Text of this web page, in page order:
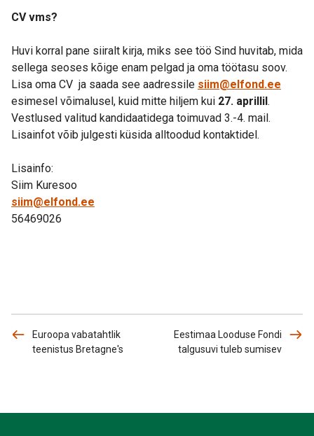
CV vms?
Huvi korral pane siiralt kirja, miks see töö Sind huvitab, mida
sellega seoses kõige enam pelgad ja oma töötasu soov.
Lisa oma CV ja saada see aadressile siim@elfond.ee
esimesel võimalusel, kuid mitte hiljem kui 27. aprillil.
Vestlused valitud kandidaatidega toimuvad 3.-4. mail.
Lisainfot võib julgesti küsida alltoodud kontaktidel.
Lisainfo:
Siim Kuresoo
siim@elfond.ee
56469026
Euroopa vabatahtlik
teenistus Bretagne's
Eestimaa Looduse Fondi
talgusuvi tuleb sumisev